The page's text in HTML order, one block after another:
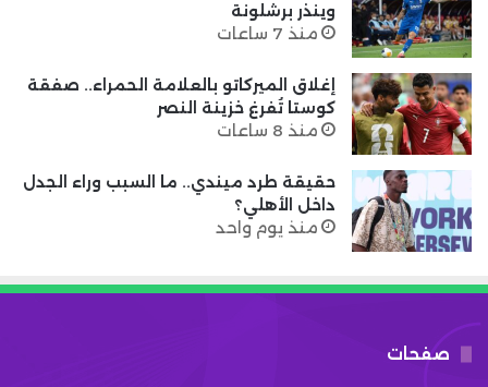
وينذر برشلونة
منذ 7 ساعات
إغلاق الميركاتو بالعلامة الحمراء.. صفقة
كوستا تُفرغ خزينة النصر
منذ 8 ساعات
حقيقة طرد ميندي.. ما السبب وراء الجدل
داخل الأهلي؟
منذ يوم واحد
صفحات